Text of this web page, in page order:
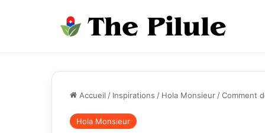
Accueil / Inspirations / Hola Monsieur /Comment
Hola Monsieur